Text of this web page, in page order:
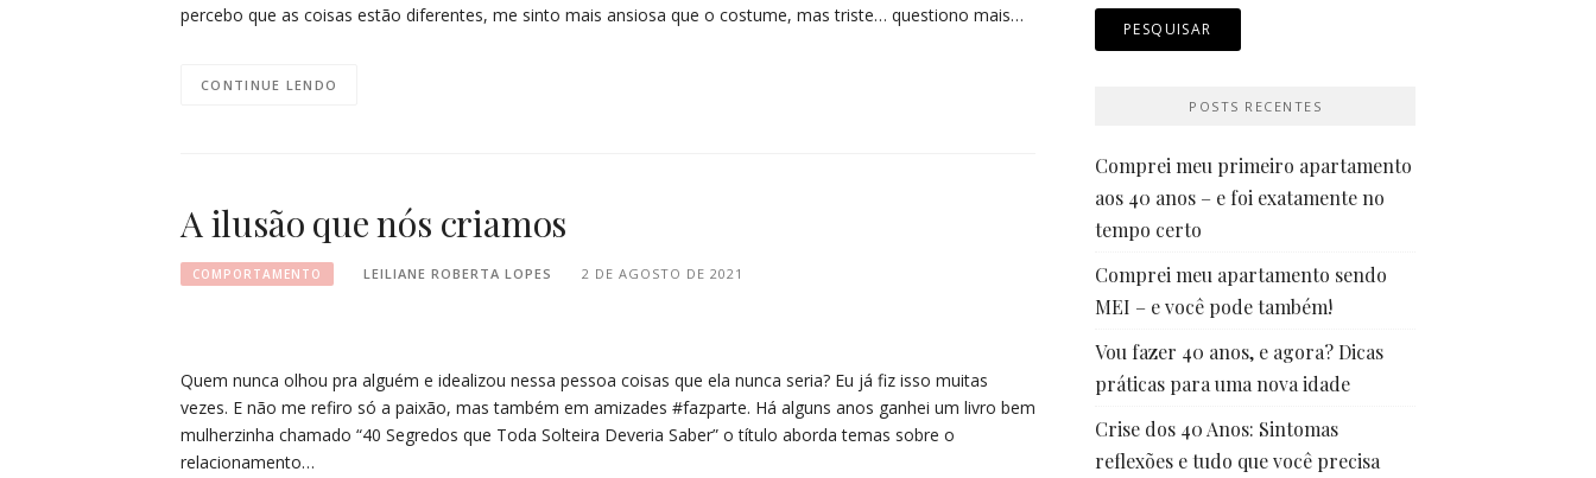
percebo que as coisas estão diferentes, me sinto mais ansiosa que o costume, mas triste… questiono mais…
CONTINUE LENDO
A ilusão que nós criamos
COMPORTAMENTO LEILIANE ROBERTA LOPES 2 DE AGOSTO DE 2021
Quem nunca olhou pra alguém e idealizou nessa pessoa coisas que ela nunca seria? Eu já fiz isso muitas
vezes. E não me refiro só a paixão, mas também em amizades #fazparte. Há alguns anos ganhei um livro bem
mulherzinha chamado “40 Segredos que Toda Solteira Deveria Saber” o título aborda temas sobre o
relacionamento…
POSTS RECENTES
Comprei meu primeiro apartamento
aos 40 anos – e foi exatamente no
tempo certo
Comprei meu apartamento sendo
MEI – e você pode também!
Vou fazer 40 anos, e agora? Dicas
práticas para uma nova idade
Crise dos 40 Anos: Sintomas
reflexões e tudo que você precisa